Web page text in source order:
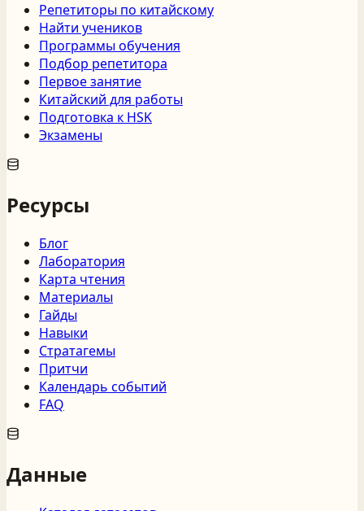
Репетиторы по китайскому
Найти учеников
Программы обучения
Подбор репетитора
Первое занятие
Китайский для работы
Подготовка к HSK
Экзамены
Ресурсы
Блог
Лаборатория
Карта чтения
Материалы
Гайды
Навыки
Стратагемы
Притчи
Календарь событий
FAQ
Данные